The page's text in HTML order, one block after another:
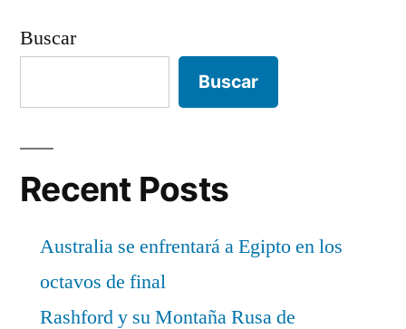
Buscar
Buscar
Recent Posts
Australia se enfrentará a Egipto en los
octavos de final
Rashford y su Montaña Rusa de